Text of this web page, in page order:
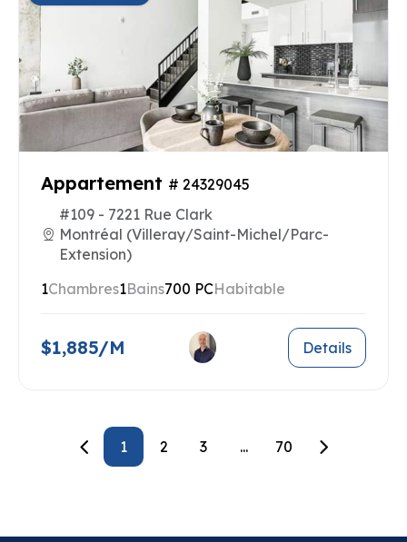
Appartement # 24329045
#109 - 7221 Rue Clark
Montréal (Villeray/Saint-Michel/Parc-
Extension)
1Chambres1Bains700 PCHabitable
$1,885/M Details
1 2 3 ... 70